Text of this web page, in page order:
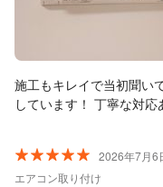
施工もキレイで当初聞い
しています！ 丁寧な対応
2026年7月6
エアコン取り付け